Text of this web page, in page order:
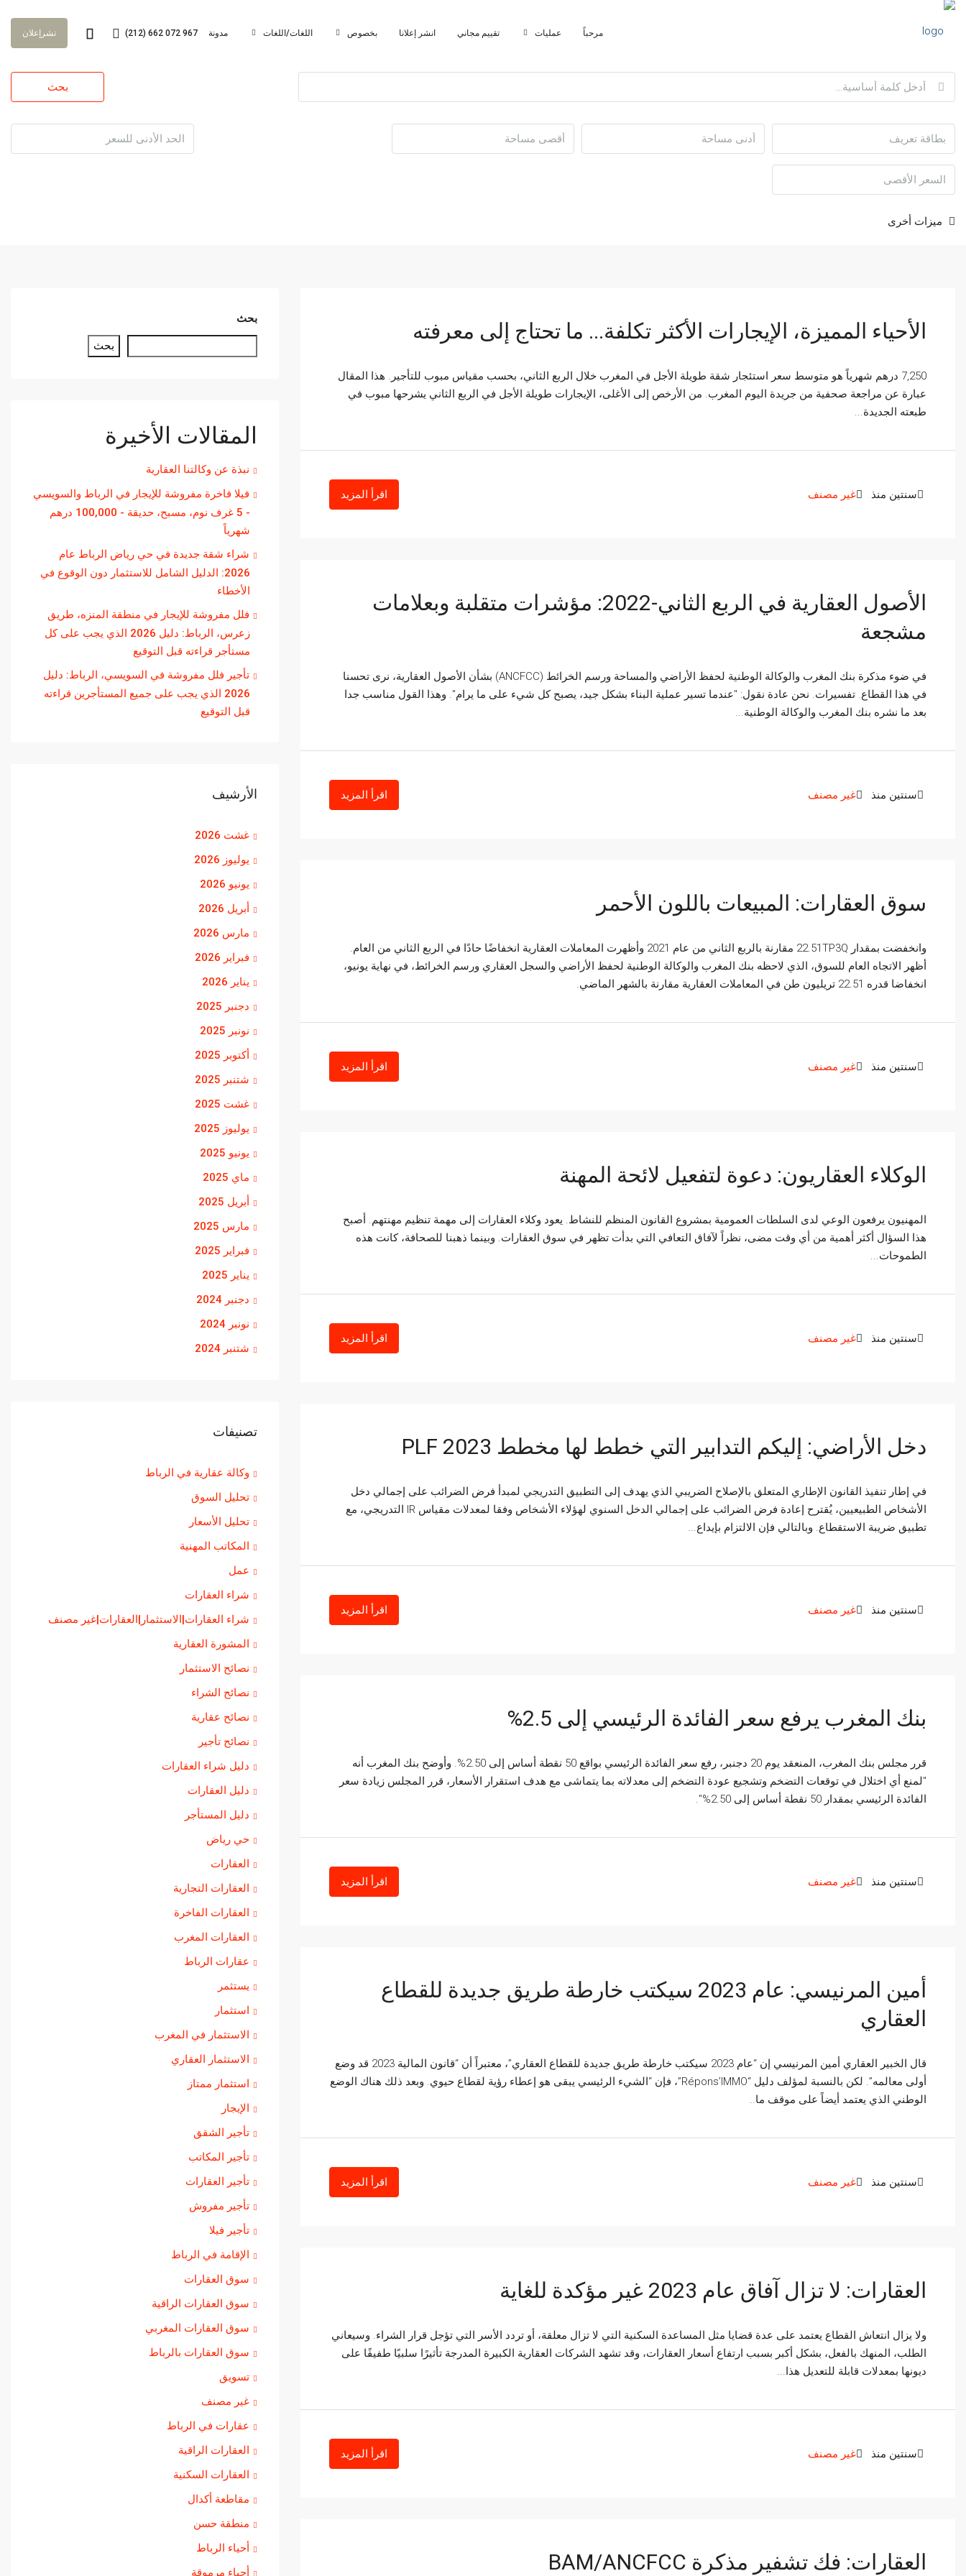
مرحباً عمليات تقييم مجاني انشر إعلانا بخصوص اللغات/اللغات مدونة (212) 662 072 967 تشرإعلان
بحث
ميزات أخرى
الأحياء المميزة، الإيجارات الأكثر تكلفة... ما تحتاج إلى معرفته
7,250 درهم شهرياً هو متوسط سعر استئجار شقة طويلة الأجل في المغرب خلال الربع الثاني، بحسب مقياس مبوب للتأجير. هذا المقال
عبارة عن مراجعة صحفية من جريدة اليوم المغرب. من الأرخص إلى الأغلى، الإيجارات طويلة الأجل في الربع الثاني يشرحها مبوب في
طبعته الجديدة...
سنتين منذ غير مصنف اقرأ المزيد
الأصول العقارية في الربع الثاني-2022: مؤشرات متقلبة وبعلامات
مشجعة
في ضوء مذكرة بنك المغرب والوكالة الوطنية لحفظ الأراضي والمساحة ورسم الخرائط (ANCFCC) بشأن الأصول العقارية، نرى تحسنا
في هذا القطاع. تفسيرات. نحن عادة نقول: "عندما تسير عملية البناء بشكل جيد، يصبح كل شيء على ما يرام". وهذا القول مناسب جدا
بعد ما نشره بنك المغرب والوكالة الوطنية...
سنتين منذ غير مصنف اقرأ المزيد
سوق العقارات: المبيعات باللون الأحمر
وانخفضت بمقدار 22.51TP3Q مقارنة بالربع الثاني من عام 2021 وأظهرت المعاملات العقارية انخفاضًا حادًا في الربع الثاني من العام.
أظهر الاتجاه العام للسوق، الذي لاحظه بنك المغرب والوكالة الوطنية لحفظ الأراضي والسجل العقاري ورسم الخرائط، في نهاية يونيو،
انخفاضا قدره 22.51 تريليون طن في المعاملات العقارية مقارنة بالشهر الماضي.
سنتين منذ غير مصنف اقرأ المزيد
الوكلاء العقاريون: دعوة لتفعيل لائحة المهنة
المهنيون يرفعون الوعي لدى السلطات العمومية بمشروع القانون المنظم للنشاط. يعود وكلاء العقارات إلى مهمة تنظيم مهنتهم. أصبح
هذا السؤال أكثر أهمية من أي وقت مضى، نظراً لآفاق التعافي التي بدأت تظهر في سوق العقارات. وبينما ذهبنا للصحافة، كانت هذه
الطموحات...
سنتين منذ غير مصنف اقرأ المزيد
دخل الأراضي: إليكم التدابير التي خطط لها مخطط PLF 2023
في إطار تنفيذ القانون الإطاري المتعلق بالإصلاح الضريبي الذي يهدف إلى التطبيق التدريجي لمبدأ فرض الضرائب على إجمالي دخل
الأشخاص الطبيعيين، يُقترح إعادة فرض الضرائب على إجمالي الدخل السنوي لهؤلاء الأشخاص وفقا لمعدلات مقياس IR التدريجي، مع
تطبيق ضريبة الاستقطاع. وبالتالي فإن الالتزام بإيداع...
سنتين منذ غير مصنف اقرأ المزيد
بنك المغرب يرفع سعر الفائدة الرئيسي إلى 2.5%
قرر مجلس بنك المغرب، المنعقد يوم 20 دجنبر، رفع سعر الفائدة الرئيسي بواقع 50 نقطة أساس إلى 2.50%. وأوضح بنك المغرب أنه
"لمنع أي اختلال في توقعات التضخم وتشجيع عودة التضخم إلى معدلاته بما يتماشى مع هدف استقرار الأسعار، قرر المجلس زيادة سعر
الفائدة الرئيسي بمقدار 50 نقطة أساس إلى 2.50%".
سنتين منذ غير مصنف اقرأ المزيد
أمين المرنيسي: عام 2023 سيكتب خارطة طريق جديدة للقطاع
العقاري
قال الخبير العقاري أمين المرنيسي إن “عام 2023 سيكتب خارطة طريق جديدة للقطاع العقاري”، معتبراً أن “قانون المالية 2023 قد وضع
أولى معالمه”. لكن بالنسبة لمؤلف دليل “Répons’IMMO”، فإن “الشيء الرئيسي يبقى هو إعطاء رؤية لقطاع حيوي. وبعد ذلك هناك الوضع
الوطني الذي يعتمد أيضاً على موقف ما..
سنتين منذ غير مصنف اقرأ المزيد
العقارات: لا تزال آفاق عام 2023 غير مؤكدة للغاية
ولا يزال انتعاش القطاع يعتمد على عدة قضايا مثل المساعدة السكنية التي لا تزال معلقة، أو تردد الأسر التي تؤجل قرار الشراء. وسيعاني
الطلب، المنهك بالفعل، بشكل أكبر بسبب ارتفاع أسعار العقارات، وقد تشهد الشركات العقارية الكبيرة المدرجة تأثيرًا سلبيًا طفيفًا على
ديونها بمعدلات قابلة للتعديل هذا...
سنتين منذ غير مصنف اقرأ المزيد
العقارات: فك تشفير مذكرة BAM/ANCFCC
بحث
بحث
المقالات الأخيرة
نبذة عن وكالتنا العقارية
فيلا فاخرة مفروشة للإيجار في الرباط والسويسي
- 5 غرف نوم، مسبح، حديقة - 100,000 درهم
شهرياً
شراء شقة جديدة في حي رياض الرباط عام
2026: الدليل الشامل للاستثمار دون الوقوع في
الأخطاء
فلل مفروشة للإيجار في منطقة المنزه، طريق
زعرس، الرباط: دليل 2026 الذي يجب على كل
مستأجر قراءته قبل التوقيع
تأجير فلل مفروشة في السويسي، الرباط: دليل
2026 الذي يجب على جميع المستأجرين قراءته
قبل التوقيع
الأرشيف
غشت 2026
يوليوز 2026
يونيو 2026
أبريل 2026
مارس 2026
فبراير 2026
يناير 2026
دجنبر 2025
نونبر 2025
أكتوبر 2025
شتنبر 2025
غشت 2025
يوليوز 2025
يونيو 2025
ماي 2025
أبريل 2025
مارس 2025
فبراير 2025
يناير 2025
دجنبر 2024
نونبر 2024
شتنبر 2024
تصنيفات
وكالة عقارية في الرباط
تحليل السوق
تحليل الأسعار
المكاتب المهنية
عمل
شراء العقارات
شراء العقارات|الاستثمار|العقارات|غير مصنف
المشورة العقارية
نصائح الاستثمار
نصائح الشراء
نصائح عقارية
نصائح تأجير
دليل شراء العقارات
دليل العقارات
دليل المستأجر
حي رياض
العقارات
العقارات التجارية
العقارات الفاخرة
العقارات المغرب
عقارات الرباط
يستثمر
استثمار
الاستثمار في المغرب
الاستثمار العقاري
استثمار ممتاز
الإيجار
تأجير الشقق
تأجير المكاتب
تأجير العقارات
تأجير مفروش
تأجير فيلا
الإقامة في الرباط
سوق العقارات
سوق العقارات الراقية
سوق العقارات المغربي
سوق العقارات بالرباط
تسويق
غير مصنف
عقارات في الرباط
العقارات الراقية
العقارات السكنية
مقاطعة أكدال
منطقة حسن
أحياء الرباط
أحياء مرموقة